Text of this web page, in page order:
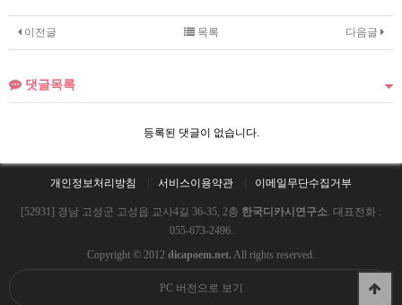
이전글 다음글
목록
댓글목록
등록된 댓글이 없습니다.
개인정보처리방침 서비스이용약관 이메일무단수집거부
[52931] 경남 고성군 고성읍 교사4길 36-35, 2층 한국디카시연구소. 대표전화 :
055-673-2496.
Copyright © 2012 dicapoem.net. All rights reserved.
PC 버전으로 보기